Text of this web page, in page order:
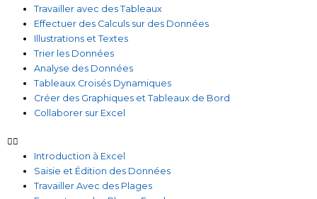
Travailler avec des Tableaux
Effectuer des Calculs sur des Données
Illustrations et Textes
Trier les Données
Analyse des Données
Tableaux Croisés Dynamiques
Créer des Graphiques et Tableaux de Bord
Collaborer sur Excel
Introduction à Excel
Saisie et Édition des Données
Travailler Avec des Plages